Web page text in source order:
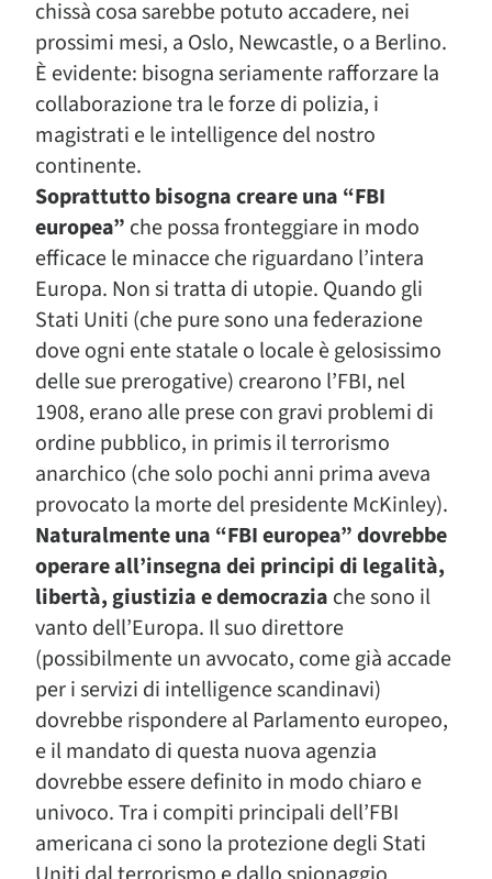
chissà cosa sarebbe potuto accadere, nei
prossimi mesi, a Oslo, Newcastle, o a Berlino.
È evidente: bisogna seriamente rafforzare la
collaborazione tra le forze di polizia, i
magistrati e le intelligence del nostro
continente.
Soprattutto bisogna creare una “FBI
europea” che possa fronteggiare in modo
efficace le minacce che riguardano l’intera
Europa. Non si tratta di utopie. Quando gli
Stati Uniti (che pure sono una federazione
dove ogni ente statale o locale è gelosissimo
delle sue prerogative) crearono l’FBI, nel
1908, erano alle prese con gravi problemi di
ordine pubblico, in primis il terrorismo
anarchico (che solo pochi anni prima aveva
provocato la morte del presidente McKinley).
Naturalmente una “FBI europea” dovrebbe
operare all’insegna dei principi di legalità,
libertà, giustizia e democrazia che sono il
vanto dell’Europa. Il suo direttore
(possibilmente un avvocato, come già accade
per i servizi di intelligence scandinavi)
dovrebbe rispondere al Parlamento europeo,
e il mandato di questa nuova agenzia
dovrebbe essere definito in modo chiaro e
univoco. Tra i compiti principali dell’FBI
americana ci sono la protezione degli Stati